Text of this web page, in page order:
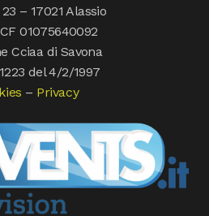
– 17021 Alassio
01075640092
Cciaa di Savona
del 4/2/1997
– Privacy